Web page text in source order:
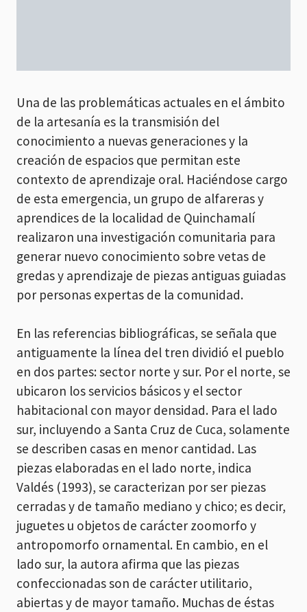
Una de las problemáticas actuales en el ámbito
de la artesanía es la transmisión del
conocimiento a nuevas generaciones y la
creación de espacios que permitan este
contexto de aprendizaje oral. Haciéndose cargo
de esta emergencia, un grupo de alfareras y
aprendices de la localidad de Quinchamalí
realizaron una investigación comunitaria para
generar nuevo conocimiento sobre vetas de
gredas y aprendizaje de piezas antiguas guiadas
por personas expertas de la comunidad.
En las referencias bibliográficas, se señala que
antiguamente la línea del tren dividió el pueblo
en dos partes: sector norte y sur. Por el norte, se
ubicaron los servicios básicos y el sector
habitacional con mayor densidad. Para el lado
sur, incluyendo a Santa Cruz de Cuca, solamente
se describen casas en menor cantidad. Las
piezas elaboradas en el lado norte, indica
Valdés (1993), se caracterizan por ser piezas
cerradas y de tamaño mediano y chico; es decir,
juguetes u objetos de carácter zoomorfo y
antropomorfo ornamental. En cambio, en el
lado sur, la autora afirma que las piezas
confeccionadas son de carácter utilitario,
abiertas y de mayor tamaño. Muchas de éstas